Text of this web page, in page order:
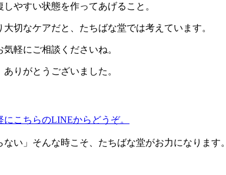
やすい状態を作ってあげること。
切なケアだと、たちばな堂では考えています。
軽にご相談くださいね。
りがとうございました。
こちらのLINEからどうぞ。
ない」そんな時こそ、たちばな堂がお力になります。